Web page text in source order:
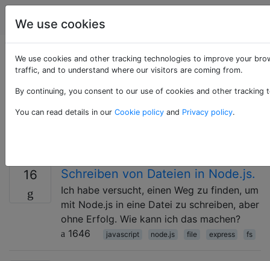
Programmierung
Als «express»
getaggte Fragen
Express ist ein flexibles Node.js-
16 Schreiben von Dateien in Node.js.
Ich habe versucht, einen Weg zu finden, um
mit Node.js in eine Datei zu schreiben, aber
ohne Erfolg. Wie kann ich das machen?
1646
javascript node.js file express fs
We use cookies
We use cookies and other tracking technologies to improve your
traffic, and to understand where our visitors are coming from.
By continuing, you consent to our use of cookies and other
You can read details in our Cookie policy and Privacy policy.